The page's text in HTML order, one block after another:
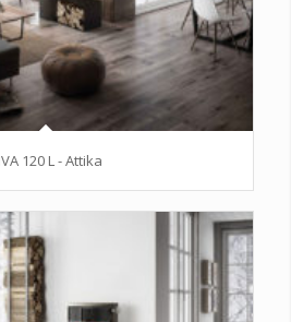
120 L - Attika